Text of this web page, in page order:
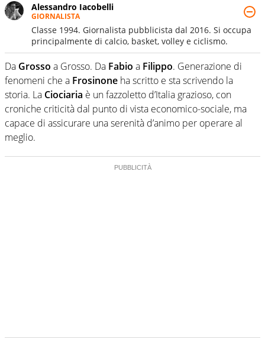
Alessandro Iacobelli
GIORNALISTA
Classe 1994. Giornalista pubblicista dal 2016. Si occupa
principalmente di calcio, basket, volley e ciclismo.
Da Grosso a Grosso. Da Fabio a Filippo. Generazione di
fenomeni che a Frosinone ha scritto e sta scrivendo la
storia. La Ciociaria è un fazzoletto d’Italia grazioso, con
croniche criticità dal punto di vista economico-sociale, ma
capace di assicurare una serenità d’animo per operare al
meglio.